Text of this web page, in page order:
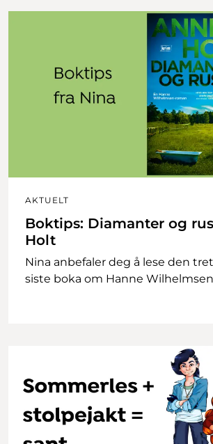
AKTUELT
Boktips: Diamanter og
Holt
Nina anbefaler deg å lese den
siste boka om Hanne Wilhelmsen